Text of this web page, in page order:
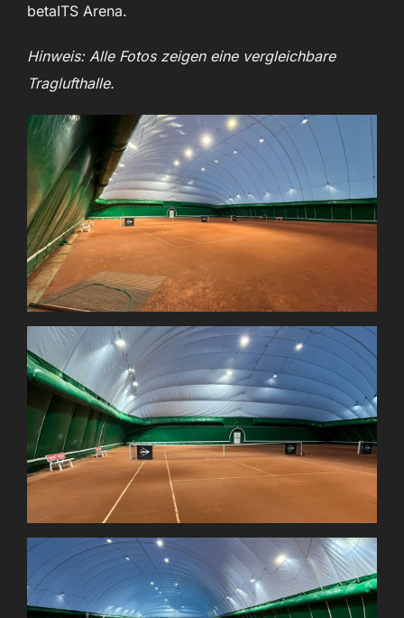
betaITS Arena.
Hinweis: Alle Fotos zeigen eine vergleichbare
Traglufthalle.